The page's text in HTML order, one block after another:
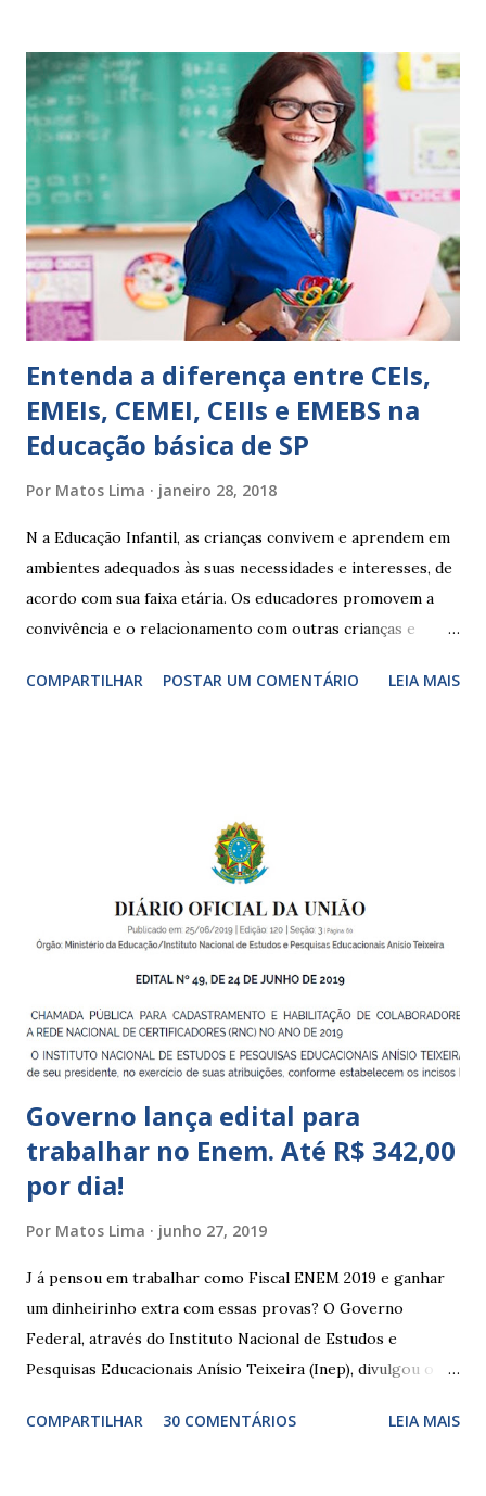
sempre as intervenções feitas para ações apresentadas,
isso ressalta trabalho. SUGESTÕES DE PALAVRAS E
EXPRESSÕES PARA USO EM RELATÓRIOS Você pensa Você
escreve O aluno não sabe O aluno não adquiriu os
conceitos, está em fase de aprendizado. Não tem limites
Apresenta dificuldades de auto-regulação, pois… É nervoso
Ainda não desenvolveu habilidades para convívio no
ambiente...
Entenda a diferença entre CEIs,
EMEIs, CEMEI, CEIIs e EMEBS na
Educação básica de SP
Por Matos Lima janeiro 28, 2018
N a Educação Infantil, as crianças convivem e aprendem em
ambientes adequados às suas necessidades e interesses, de
acordo com sua faixa etária. Os educadores promovem a
convivência e o relacionamento com outras crianças e
garantir o direito das crianças a uma educação integral e de
crianças de zero a 3 anos e 11 meses; – EMEIs - Escolas
Municipais de Educação Infantil, que atendem crianças de 4
a 5 anos e 11 meses; – CEMEI - Centro Municipal de
Educação Infantil, que recebe crianças de zero a 5 anos e 11
Indígena, e trabalham com cri...
COMPARTILHAR POSTAR UM COMENTÁRIO LEIA MAIS
Governo lança edital para
trabalhar no Enem. Até R$ 342,00
por dia!
Por Matos Lima junho 27, 2019
J á pensou em trabalhar como Fiscal ENEM 2019 e ganhar
um dinheirinho extra com essas provas? O Governo
Federal, através do Instituto Nacional de Estudos e
Pesquisas Educacionais Anísio Teixeira (Inep), divulgou o
Enem 2019. O Exame Nacional do Ensino Médio ou ENEM é
COMPARTILHAR 30 COMENTÁRIOS LEIA MAIS